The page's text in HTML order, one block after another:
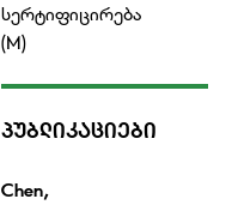
სერტიფიცირება
(M)
ᲞᲣᲑᲚᲘᲙᲐᲪᲘᲔᲑᲘ
Chen,